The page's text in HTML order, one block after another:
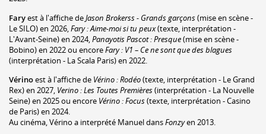
Faryest à l'affiche deJason Brokerss - Grands garçons(mise en scène -
Le SILO) en 2026,Fary : Aime-moi si tu peux(texte, interprétation -
L'Avant-Seine) en 2024,Panayotis Pascot : Presque(mise en scène -
Bobino) en 2022 ou encoreFary : V1 – Ce ne sont que des blagues
(interprétation - La Scala Paris) en 2022.
Vérinoest à l'affiche de Vérino : Rodéo(texte, interprétation - Le Grand
Rex) en 2027, Verino : Les Toutes Premières(interprétation - La Nouvelle
Seine) en 2025 ou encore Vérino : Focus(texte, interprétation - Casino
de Paris) en 2024.
Au cinéma, Vérino a interprété Manuel dansFonzyen 2013.